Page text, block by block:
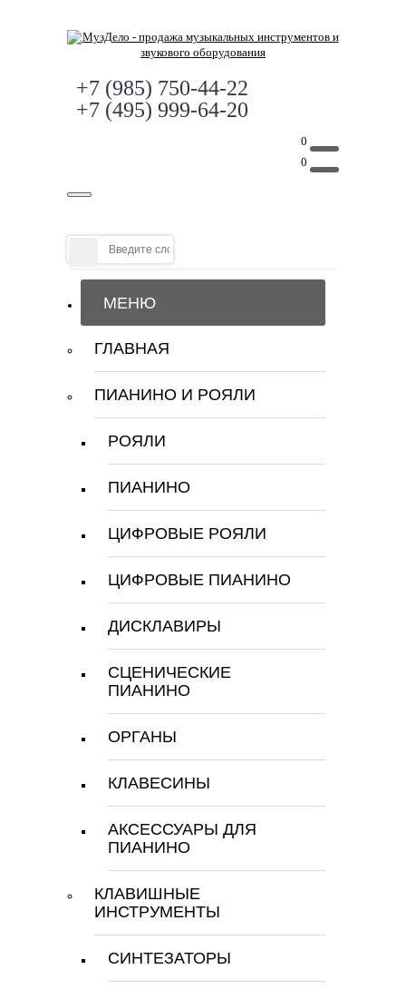
+7 (985) 750-44-22
+7 (495) 999-64-20
0
0
МЕНЮ
ГЛАВНАЯ
ПИАНИНО И РОЯЛИ
РОЯЛИ
ПИАНИНО
ЦИФРОВЫЕ РОЯЛИ
ЦИФРОВЫЕ ПИАНИНО
ДИСКЛАВИРЫ
СЦЕНИЧЕСКИЕ
ПИАНИНО
ОРГАНЫ
КЛАВЕСИНЫ
АКСЕССУАРЫ ДЛЯ
ПИАНИНО
КЛАВИШНЫЕ
ИНСТРУМЕНТЫ
СИНТЕЗАТОРЫ